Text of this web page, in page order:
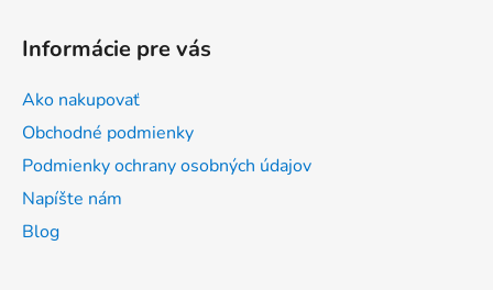
Informácie pre vás
Ako nakupovať
Obchodné podmienky
Podmienky ochrany osobných údajov
Napíšte nám
Blog